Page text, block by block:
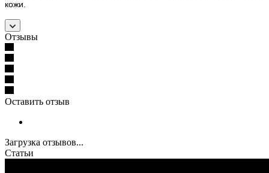
кожи.
Отзывы
Оставить отзыв
Загрузка отзывов...
Статьи